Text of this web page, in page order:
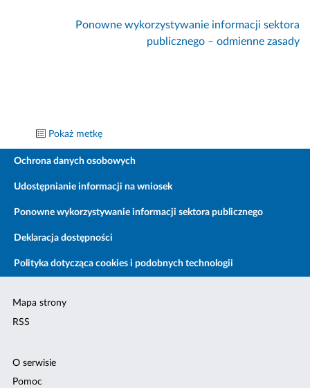
Ponowne wykorzystywanie informacji sektora
publicznego – odmienne zasady
Pokaż metkę
Ochrona danych osobowych
Udostępnianie informacji na wniosek
Ponowne wykorzystywanie informacji sektora publicznego
Deklaracja dostępności
Polityka dotycząca cookies i podobnych technologii
Mapa strony
RSS
O serwisie
Pomoc